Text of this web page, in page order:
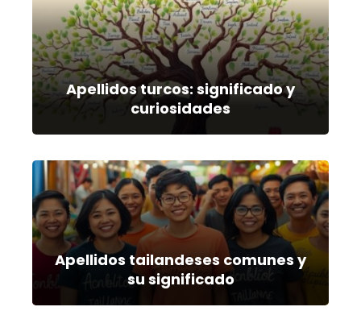
Apellidos turcos: significado y
curiosidades
Apellidos tailandeses comunes y
su significado